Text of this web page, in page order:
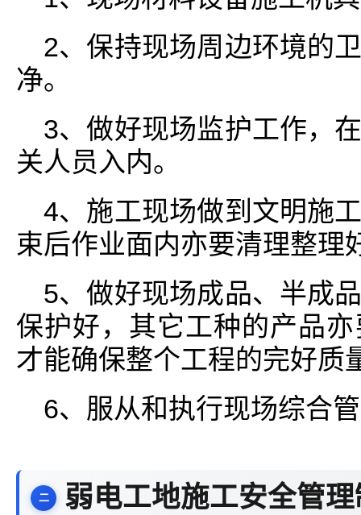
2、保持现场周边环境的
净。
3、做好现场监护工作，
关人员入内。
4、施工现场做到文明施
束后作业面内亦要清理整理
5、做好现场成品、半成
保护好，其它工种的产品
才能确保整个工程的完好质
6、服从和执行现场综合
弱电工地施工安全管